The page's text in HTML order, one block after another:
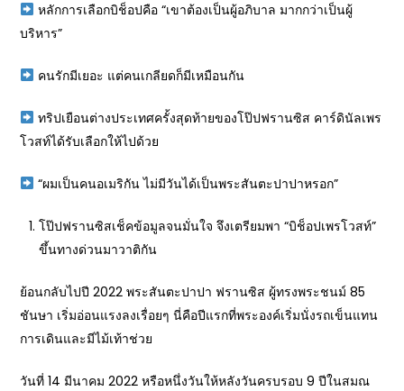
หลักการเลือกบิช็อปคือ “เขาต้องเป็นผู้อภิบาล มากกว่าเป็นผู้
บริหาร”
คนรักมีเยอะ แต่คนเกลียดก็มีเหมือนกัน
ทริปเยือนต่างประเทศครั้งสุดท้ายของโป๊ปฟรานซิส คาร์ดินัลเพร
โวสท์ได้รับเลือกให้ไปด้วย
“ผมเป็นคนอเมริกัน ไม่มีวันได้เป็นพระสันตะปาปาหรอก”
โป๊ปฟรานซิสเช็คข้อมูลจนมั่นใจ จึงเตรียมพา “บิช็อปเพรโวสท์”
ขึ้นทางด่วนมาวาติกัน
ย้อนกลับไปปี 2022 พระสันตะปาปา ฟรานซิส ผู้ทรงพระชนม์ 85
ชันษา เริ่มอ่อนแรงลงเรื่อยๆ นี่คือปีแรกที่พระองค์เริ่มนั่งรถเข็นแทน
การเดินและมีไม้เท้าช่วย
วันที่ 14 มีนาคม 2022 หรือหนึ่งวันให้หลังวันครบรอบ 9 ปีในสมณ